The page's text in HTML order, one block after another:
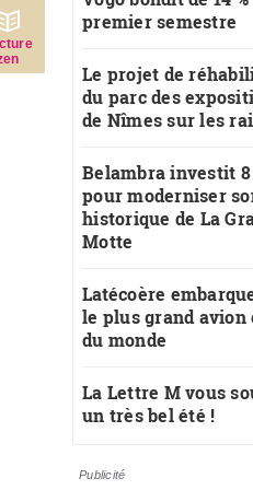
premier semestre
Le projet de
du parc des
de Nîmes sur les
Belambra investit 8
pour moderniser
historique de La
Motte
Latécoère
le plus grand avion
du monde
La Lettre M vous
un très bel été !
Publicité